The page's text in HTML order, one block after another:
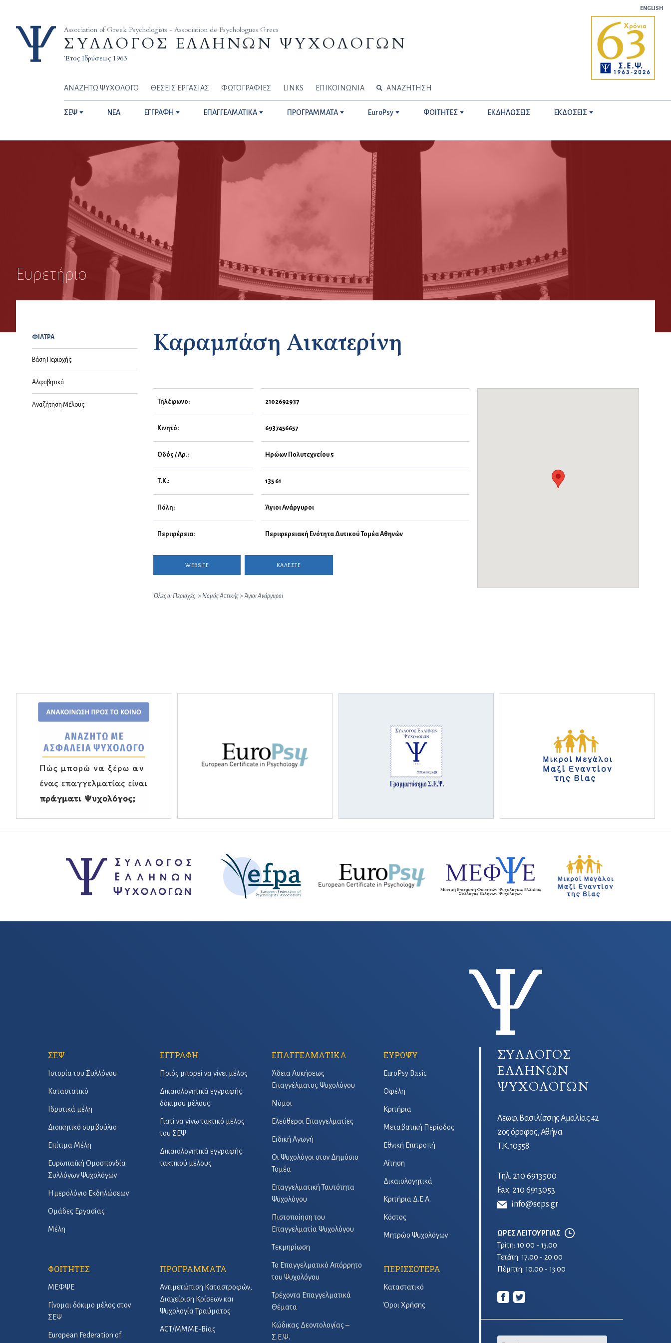
ENGLISH
Association of Greek Psychologists - Association de Psychologues Grecs
ΣΥΛΛΟΓΟΣ ΕΛΛΗΝΩΝ ΨΥΧΟΛΟΓΩΝ
Έτος Ιδρύσεως 1963
ΑΝΑΖΗΤΩ ΨΥΧΟΛΟΓΟ ΘΕΣΕΙΣ ΕΡΓΑΣΙΑΣ ΦΩΤΟΓΡΑΦΙΕΣ LINKS ΕΠΙΚΟΙΝΩΝΙΑ ΑΝΑΖΗΤΗΣΗ
ΣΕΨ NEA ΕΓΓΡΑΦΗ ΕΠΑΓΓΕΛΜΑΤΙΚΑ ΠΡΟΓΡΑΜΜΑΤΑ EuroPsy ΦΟΙΤΗΤΕΣ ΕΚΔΗΛΩΣΕΙΣ ΕΚΔΟΣΕΙΣ
Ευρετήριο
ΦΙΛΤΡΑ
Βάση Περιοχής
Αλφαβητικά
Αναζήτηση Μέλους
Καραμπάση Αικατερίνη
Τηλέφωνο: 2102692937
Κινητό: 6937456657
Οδός / Αρ.: Ηρώων Πολυτεχνείου 5
Τ.Κ.: 135 61
Πόλη: Άγιοι Ανάργυροι
Περιφέρεια: Περιφερειακή Ενότητα Δυτικού Τομέα Αθηνών
WEBSITE ΚΑΛΕΣΤΕ
Όλες οι Περιοχές:> Νομός Αττικής>Άγιοι Ανάργυροι
ΣΥΛΛΟΓΟΣ
ΕΛΛΗΝΩΝ
ΨΥΧΟΛΟΓΩΝ
Λεωφ. Βασιλίσσης Αμαλίας 42
2ος όροφος, Αθήνα
Τ.Κ. 10558
Τηλ. 210 6913500
Fax. 210 6913053
info@seps.gr
ΩΡΕΣ ΛΕΙΤΟΥΡΓΙΑΣ
Τρίτη: 10.00 - 13.00
Τετἀρτη: 17.00 - 20.00
Πέμπτη: 10.00 - 13.00
Email
ΣΕΨ
Ιστορία του Συλλόγου
Καταστατικό
Ιδρυτικά μέλη
Διοικητικό συμβούλιο
Επίτιμα Μέλη
Ευρωπαϊκή Ομοσπονδία
Συλλόγων Ψυχολόγων
Ημερολόγιο Εκδηλώσεων
Ομάδες Εργασίας
Μέλη
ΕΓΓΡΑΦΗ
Ποιός μπορεί να γίνει μέλος
Δικαιολογητικά εγγραφής
δόκιμου μέλους
Γιατί να γίνω τακτικό μέλος
του ΣΕΨ
Δικαιολογητικά εγγραφής
τακτικού μέλους
ΕΠΑΓΓΕΛΜΑΤΙΚΑ
Άδεια Ασκήσεως
Επαγγέλματος Ψυχολόγου
Νόμοι
Ελεύθεροι Επαγγελματίες
Ειδική Αγωγή
Οι Ψυχολόγοι στον Δημόσιο
Τομέα
Επαγγελματική Ταυτότητα
Ψυχολόγου
Πιστοποίηση του
Επαγγελματία Ψυχολόγου
Τεκμηρίωση
Το Επαγγελματικό Απόρρητο
του Ψυχολόγου
Τρέχοντα Επαγγελματικά
Θέματα
Κώδικας Δεοντολογίας –
Σ.Ε.Ψ.
ΕΥΡΩΨΥ
EuroPsy Basic
Οφέλη
Κριτήρια
Μεταβατική Περίοδος
Εθνική Επιτροπή
Αίτηση
Δικαιολογητικά
Κριτήρια Δ.Ε.Α.
Κόστος
Μητρώο Ψυχολόγων
ΦΟΙΤΗΤΕΣ
ΜΕΦΨΕ
Γίνομαι δόκιμο μέλος στον
ΣΕΨ
European Federation of
ΠΡΟΓΡΑΜΜΑΤΑ
Αντιμετώπιση Καταστροφών,
Διαχείριση Κρίσεων και
Ψυχολογία Τραύματος
ACT/ΜΜΜΕ-Βίας
ΠΕΡΙΣΣΟΤΕΡΑ
Καταστατικό
Όροι Χρήσης